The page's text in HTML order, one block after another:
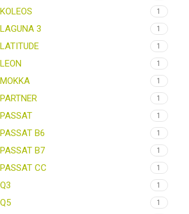
KOLEOS 1
LAGUNA 3 1
LATITUDE 1
LEON 1
MOKKA 1
PARTNER 1
PASSAT 1
PASSAT B6 1
PASSAT B7 1
PASSAT CC 1
Q3 1
Q5 1